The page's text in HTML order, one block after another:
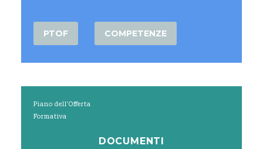
PTOF COMPETENZE
Piano dell’Offerta
Formativa
DOCUMENTI